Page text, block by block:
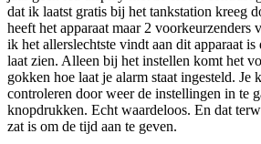
dat ik laatst gratis bij het tankstation kreeg
heeft het apparaat maar 2 voorkeurzenders
ik het allerslechtste vindt aan dit apparaat
laat zien. Alleen bij het instellen komt het
gokken hoe laat je alarm staat ingesteld. Je
controleren door weer de instellingen in te
knopdrukken. Echt waardeloos. En dat
zat is om de tijd aan te geven.